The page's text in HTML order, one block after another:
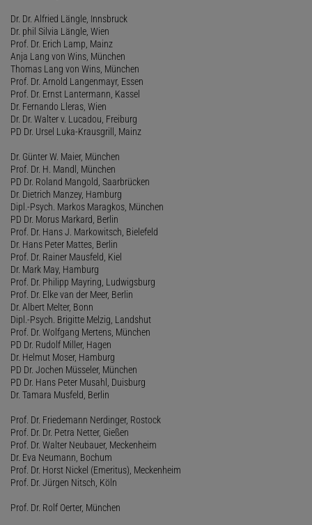
Dr. Dr. Alfried Längle, Innsbruck
Dr. phil Silvia Längle, Wien
Prof. Dr. Erich Lamp, Mainz
Anja Lang von Wins, München
Thomas Lang von Wins, München
Prof. Dr. Arnold Langenmayr, Essen
Prof. Dr. Ernst Lantermann, Kassel
Dr. Fernando Lleras, Wien
Dr. Dr. Walter v. Lucadou, Freiburg
PD Dr. Ursel Luka-Krausgrill, Mainz
Dr. Günter W. Maier, München
Prof. Dr. H. Mandl, München
PD Dr. Roland Mangold, Saarbrücken
Dr. Dietrich Manzey, Hamburg
Dipl.-Psych. Markos Maragkos, München
PD Dr. Morus Markard, Berlin
Prof. Dr. Hans J. Markowitsch, Bielefeld
Dr. Hans Peter Mattes, Berlin
Prof. Dr. Rainer Mausfeld, Kiel
Dr. Mark May, Hamburg
Prof. Dr. Philipp Mayring, Ludwigsburg
Prof. Dr. Elke van der Meer, Berlin
Dr. Albert Melter, Bonn
Dipl.-Psych. Brigitte Melzig, Landshut
Prof. Dr. Wolfgang Mertens, München
PD Dr. Rudolf Miller, Hagen
Dr. Helmut Moser, Hamburg
PD Dr. Jochen Müsseler, München
PD Dr. Hans Peter Musahl, Duisburg
Dr. Tamara Musfeld, Berlin
Prof. Dr. Friedemann Nerdinger, Rostock
Prof. Dr. Dr. Petra Netter, Gießen
Prof. Dr. Walter Neubauer, Meckenheim
Dr. Eva Neumann, Bochum
Prof. Dr. Horst Nickel (Emeritus), Meckenheim
Prof. Dr. Jürgen Nitsch, Köln
Prof. Dr. Rolf Oerter, München